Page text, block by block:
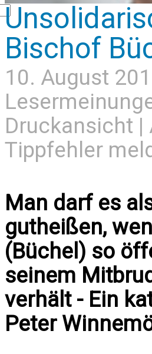
Bischof
10. August
Druckansicht |
Tippfehler
Man darf es
gutheißen,
(Büchel) so
seinem
verhält - Ein
Peter